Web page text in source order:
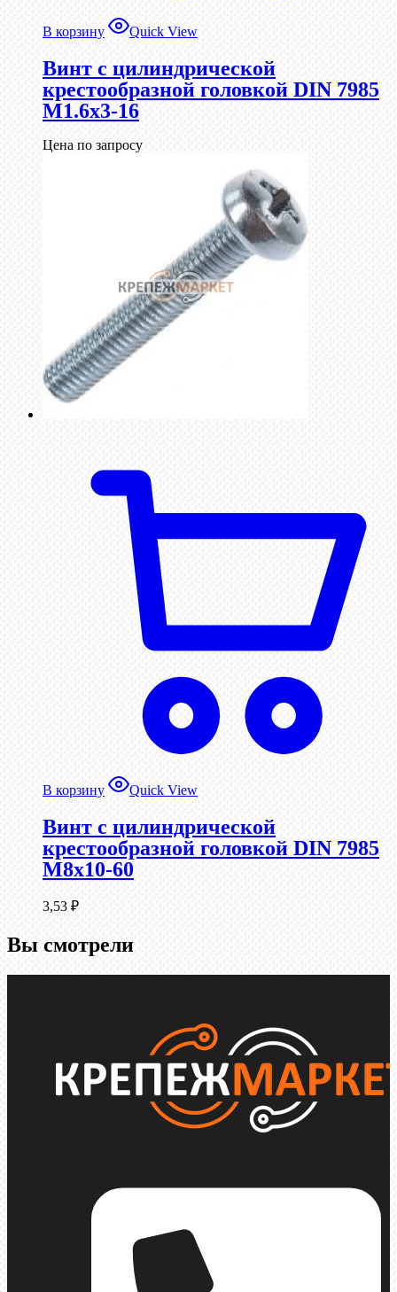
В корзину Quick View
Винт с цилиндрической
крестообразной головкой DIN 7985
М1.6х3-16
Цена по запросу
В корзину Quick View
Винт с цилиндрической
крестообразной головкой DIN 7985
М8х10-60
3,53 ₽
Вы смотрели